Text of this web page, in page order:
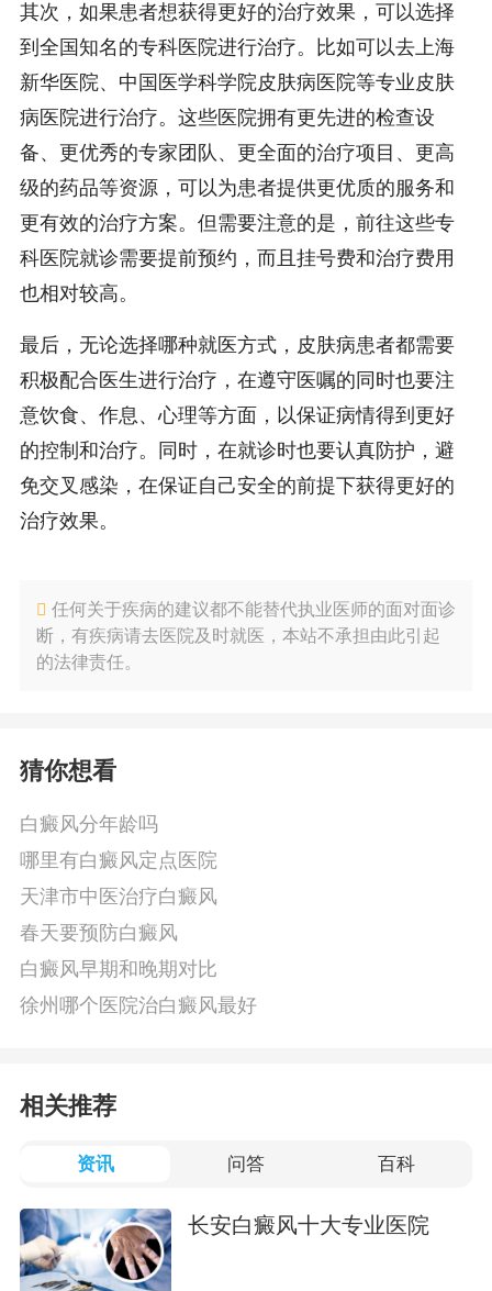
其次，如果患者想获得更好的治疗效果，可以选择
到全国知名的专科医院进行治疗。比如可以去上海
新华医院、中国医学科学院皮肤病医院等专业皮肤
病医院进行治疗。这些医院拥有更先进的检查设
备、更优秀的专家团队、更全面的治疗项目、更高
级的药品等资源，可以为患者提供更优质的服务和
更有效的治疗方案。但需要注意的是，前往这些专
科医院就诊需要提前预约，而且挂号费和治疗费用
也相对较高。
最后，无论选择哪种就医方式，皮肤病患者都需要
积极配合医生进行治疗，在遵守医嘱的同时也要注
意饮食、作息、心理等方面，以保证病情得到更好
的控制和治疗。同时，在就诊时也要认真防护，避
免交叉感染，在保证自己安全的前提下获得更好的
治疗效果。
任何关于疾病的建议都不能替代执业医师的面对面诊
断，有疾病请去医院及时就医，本站不承担由此引起
的法律责任。
猜你想看
白癜风分年龄吗
哪里有白癜风定点医院
天津市中医治疗白癜风
春天要预防白癜风
白癜风早期和晚期对比
徐州哪个医院治白癜风最好
相关推荐
资讯 问答 百科
长安白癜风十大专业医院